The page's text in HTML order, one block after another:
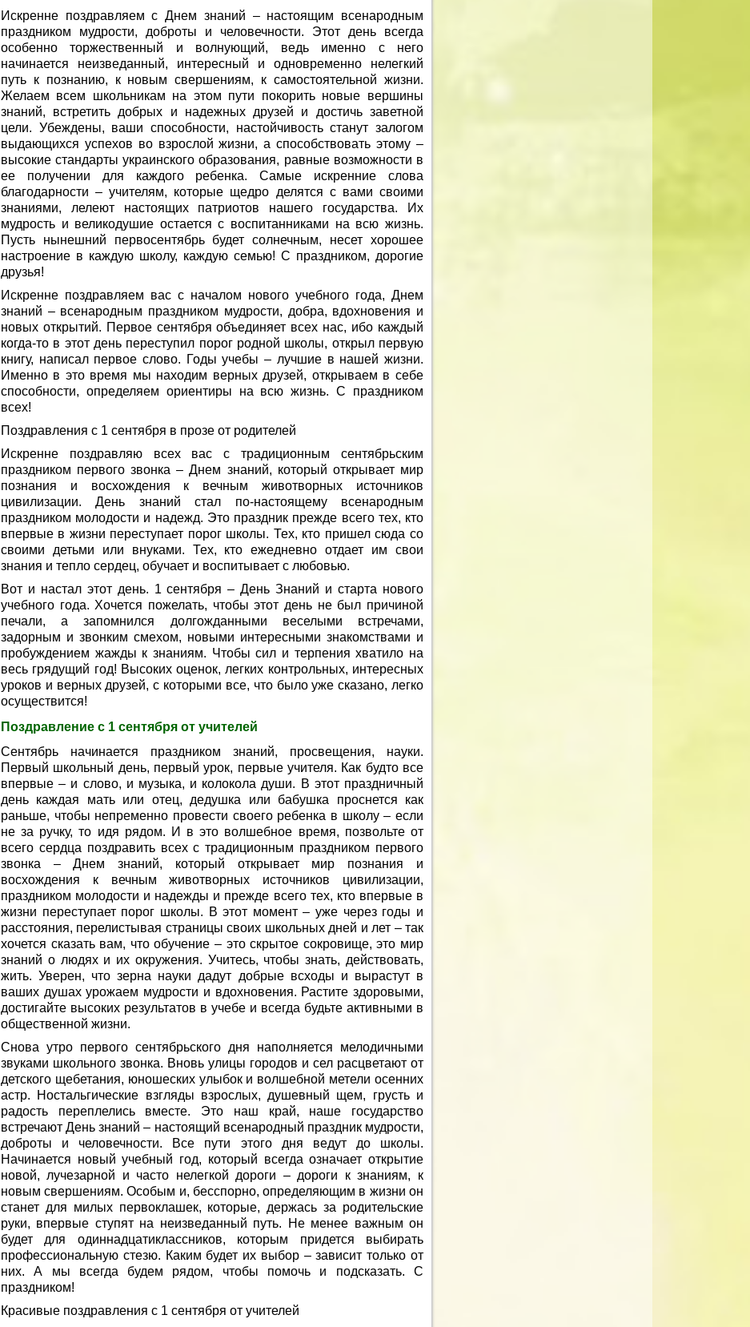
Искренне поздравляем с Днем знаний – настоящим всенародным
праздником мудрости, доброты и человечности. Этот день всегда
особенно торжественный и волнующий, ведь именно с него
начинается неизведанный, интересный и одновременно нелегкий
путь к познанию, к новым свершениям, к самостоятельной жизни.
Желаем всем школьникам на этом пути покорить новые вершины
знаний, встретить добрых и надежных друзей и достичь заветной
цели. Убеждены, ваши способности, настойчивость станут залогом
выдающихся успехов во взрослой жизни, а способствовать этому –
высокие стандарты украинского образования, равные возможности в
ее получении для каждого ребенка. Самые искренние слова
благодарности – учителям, которые щедро делятся с вами своими
знаниями, лелеют настоящих патриотов нашего государства. Их
мудрость и великодушие остается с воспитанниками на всю жизнь.
Пусть нынешний первосентябрь будет солнечным, несет хорошее
настроение в каждую школу, каждую семью! С праздником, дорогие
друзья!
Искренне поздравляем вас с началом нового учебного года, Днем
знаний – всенародным праздником мудрости, добра, вдохновения и
новых открытий. Первое сентября объединяет всех нас, ибо каждый
когда-то в этот день переступил порог родной школы, открыл первую
книгу, написал первое слово. Годы учебы – лучшие в нашей жизни.
Именно в это время мы находим верных друзей, открываем в себе
способности, определяем ориентиры на всю жизнь. С праздником
всех!
Поздравления с 1 сентября в прозе от родителей
Искренне поздравляю всех вас с традиционным сентябрьским
праздником первого звонка – Днем знаний, который открывает мир
познания и восхождения к вечным животворных источников
цивилизации. День знаний стал по-настоящему всенародным
праздником молодости и надежд. Это праздник прежде всего тех, кто
впервые в жизни переступает порог школы. Тех, кто пришел сюда со
своими детьми или внуками. Тех, кто ежедневно отдает им свои
знания и тепло сердец, обучает и воспитывает с любовью.
Вот и настал этот день. 1 сентября – День Знаний и старта нового
учебного года. Хочется пожелать, чтобы этот день не был причиной
печали, а запомнился долгожданными веселыми встречами,
задорным и звонким смехом, новыми интересными знакомствами и
пробуждением жажды к знаниям. Чтобы сил и терпения хватило на
весь грядущий год! Высоких оценок, легких контрольных, интересных
уроков и верных друзей, с которыми все, что было уже сказано, легко
осуществится!
Поздравление с 1 сентября от учителей
Сентябрь начинается праздником знаний, просвещения, науки.
Первый школьный день, первый урок, первые учителя. Как будто все
впервые – и слово, и музыка, и колокола души. В этот праздничный
день каждая мать или отец, дедушка или бабушка проснется как
раньше, чтобы непременно провести своего ребенка в школу – если
не за ручку, то идя рядом. И в это волшебное время, позвольте от
всего сердца поздравить всех с традиционным праздником первого
звонка – Днем знаний, который открывает мир познания и
восхождения к вечным животворных источников цивилизации,
праздником молодости и надежды и прежде всего тех, кто впервые в
жизни переступает порог школы. В этот момент – уже через годы и
расстояния, перелистывая страницы своих школьных дней и лет – так
хочется сказать вам, что обучение – это скрытое сокровище, это мир
знаний о людях и их окружения. Учитесь, чтобы знать, действовать,
жить. Уверен, что зерна науки дадут добрые всходы и вырастут в
ваших душах урожаем мудрости и вдохновения. Растите здоровыми,
достигайте высоких результатов в учебе и всегда будьте активными в
общественной жизни.
Снова утро первого сентябрьского дня наполняется мелодичными
звуками школьного звонка. Вновь улицы городов и сел расцветают от
детского щебетания, юношеских улыбок и волшебной метели осенних
астр. Ностальгические взгляды взрослых, душевный щем, грусть и
радость переплелись вместе. Это наш край, наше государство
встречают День знаний – настоящий всенародный праздник мудрости,
доброты и человечности. Все пути этого дня ведут до школы.
Начинается новый учебный год, который всегда означает открытие
новой, лучезарной и часто нелегкой дороги – дороги к знаниям, к
новым свершениям. Особым и, бесспорно, определяющим в жизни он
станет для милых первоклашек, которые, держась за родительские
руки, впервые ступят на неизведанный путь. Не менее важным он
будет для одиннадцатиклассников, которым придется выбирать
профессиональную стезю. Каким будет их выбор – зависит только от
них. А мы всегда будем рядом, чтобы помочь и подсказать. С
праздником!
Красивые поздравления с 1 сентября от учителей